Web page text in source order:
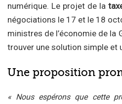
numérique. Le projet de la
négociations le 17 et le 18
ministres de l’économie de la
trouver une solution simple et
Une proposition
« Nous espérons que cette